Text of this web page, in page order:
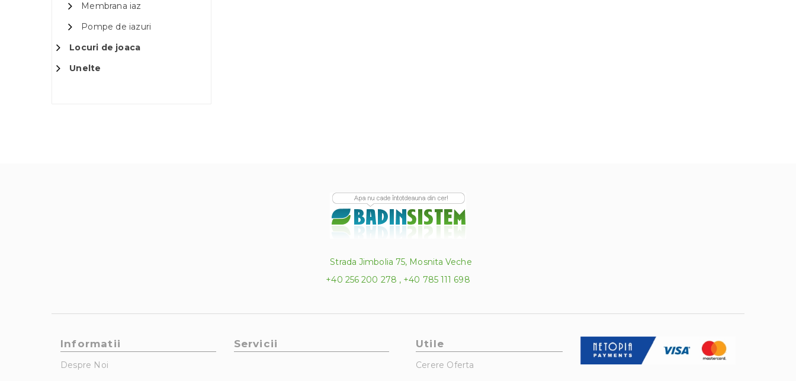
Membrana iaz
Pompe de iazuri
Locuri de joaca
Unelte
Strada Jimbolia 75, Mosnita Veche
+40 256 200 278 , +40 785 111 698
Informatii
Despre Noi
Servicii Utile
Cerere Oferta